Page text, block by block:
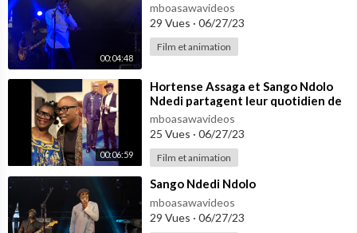
00:04:48
mboasawavideos
29 Vues · 06/27/23
Film et animation
00:06:59
⁣Hortense Assaga et Sango Ndolo
Ndedi partagent leur quotidien de
confinés.
mboasawavideos
25 Vues · 06/27/23
Film et animation
⁣Sango Ndedi Ndolo
mboasawavideos
29 Vues · 06/27/23